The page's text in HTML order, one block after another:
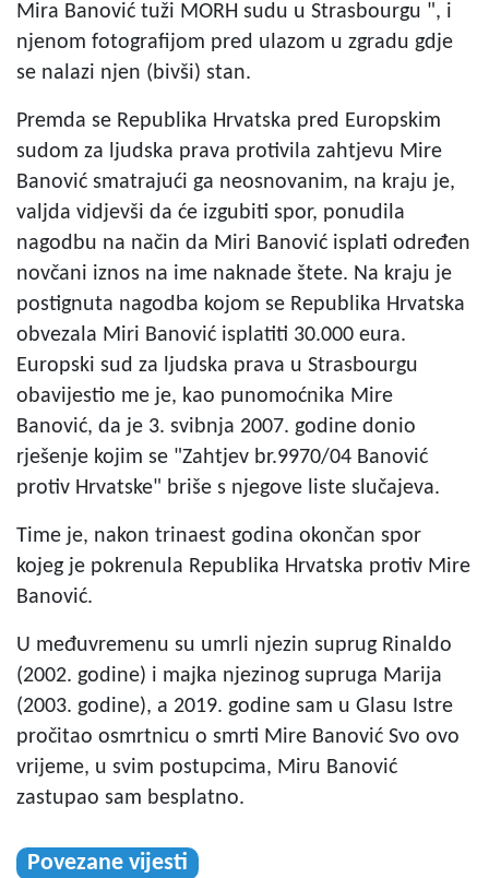
Mira Banović tuži MORH sudu u Strasbourgu ", i
njenom fotografijom pred ulazom u zgradu gdje
se nalazi njen (bivši) stan.
Premda se Republika Hrvatska pred Europskim
sudom za ljudska prava protivila zahtjevu Mire
Banović smatrajući ga neosnovanim, na kraju je,
valjda vidjevši da će izgubiti spor, ponudila
nagodbu na način da Miri Banović isplati određen
novčani iznos na ime naknade štete. Na kraju je
postignuta nagodba kojom se Republika Hrvatska
obvezala Miri Banović isplatiti 30.000 eura.
Europski sud za ljudska prava u Strasbourgu
obavijestio me je, kao punomoćnika Mire
Banović, da je 3. svibnja 2007. godine donio
rješenje kojim se "Zahtjev br.9970/04 Banović
protiv Hrvatske" briše s njegove liste slučajeva.
Time je, nakon trinaest godina okončan spor
kojeg je pokrenula Republika Hrvatska protiv Mire
Banović.
U međuvremenu su umrli njezin suprug Rinaldo
(2002. godine) i majka njezinog supruga Marija
(2003. godine), a 2019. godine sam u Glasu Istre
pročitao osmrtnicu o smrti Mire Banović Svo ovo
vrijeme, u svim postupcima, Miru Banović
zastupao sam besplatno.
Povezane vijesti